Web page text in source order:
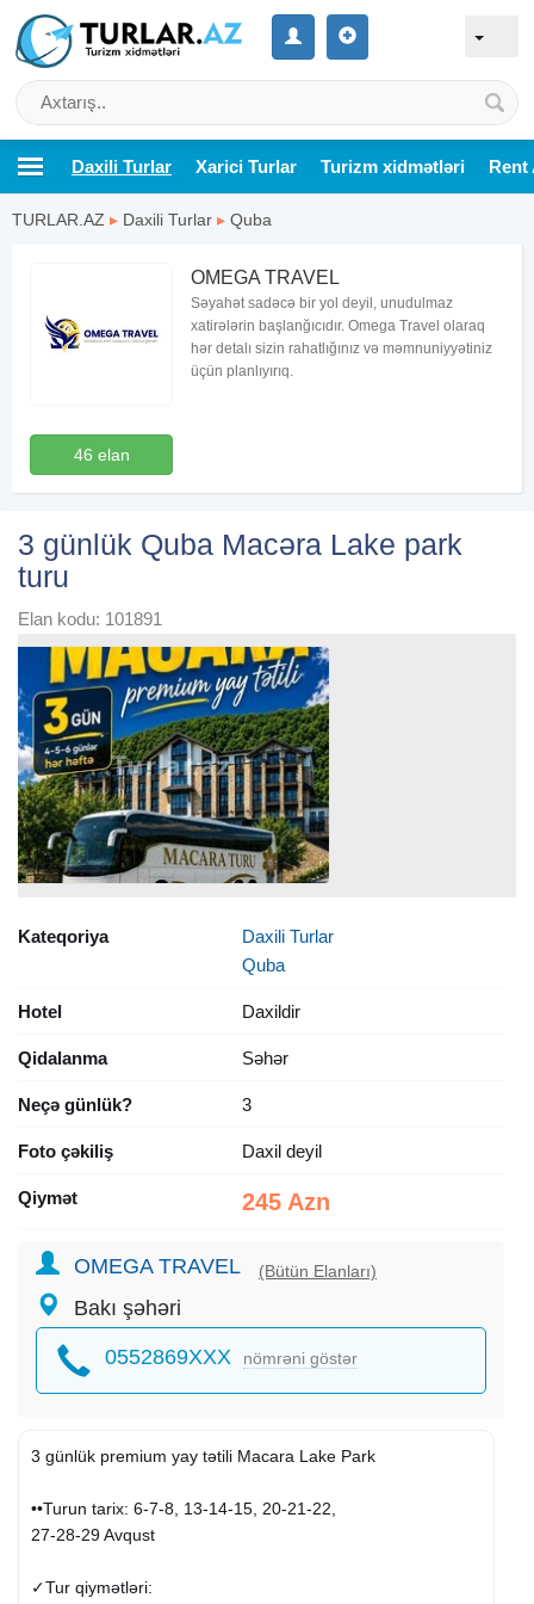
Daxili Turlar Xarici Turlar Turizm xidmətləri Rent
TURLAR.AZ ▸ Daxili Turlar ▸ Quba
46 elan
OMEGA TRAVEL
Səyahət sadəcə bir yol deyil, unudulmaz
xatirələrin başlanğıcıdır. Omega Travel olaraq
hər detalı sizin rahatlığınız və məmnuniyyətiniz
üçün planlıyırıq.
3 günlük Quba Macəra Lake park
turu
Elan kodu: 101891
Kateqoriya
Daxili Turlar
Quba
Hotel Daxildir
Qidalanma Səhər
Neçə günlük? 3
Foto çəkiliş Daxil deyil
Qiymət 245 Azn
OMEGA TRAVEL (Bütün Elanları)
Bakı şəhəri
0552869XXX nömrəni göstər
3 günlük premium yay tətili Macara Lake Park
••Turun tarix: 6-7-8, 13-14-15, 20-21-22,
27-28-29 Avqust
✓Tur qiymətləri: